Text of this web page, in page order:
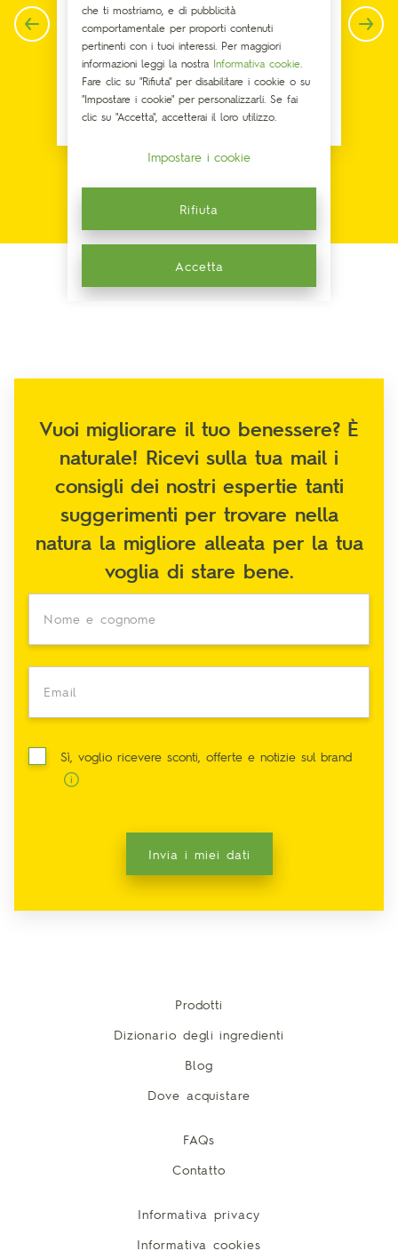
Melatonina
Vuoi migliorare il tuo benessere? È
naturale! Ricevi sulla tua mail i
consigli dei nostri espertie tanti
suggerimenti per trovare nella
natura la migliore alleata per la tua
voglia di stare bene.
Nome e cognome
Email
Sì, voglio ricevere sconti, offerte e notizie sul brand
Invia i miei dati
Prodotti
Dizionario degli ingredienti
Blog
Dove acquistare
FAQs
Contatto
Informativa privacy
Informativa cookies
che ti mostriamo, e di pubblicità
comportamentale per proporti contenuti
pertinenti con i tuoi interessi. Per maggiori
informazioni leggi la nostra Informativa cookie
Fare clic su "Rifiuta" per disabilitare i cookie o su
"Impostare i cookie" per personalizzarli. Se fai
clic su "Accetta", accetterai il loro utilizzo.
Impostare i cookie
Rifiuta
Accetta